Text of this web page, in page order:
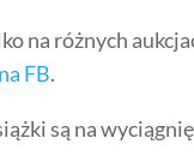
na różnych
FB.
są na